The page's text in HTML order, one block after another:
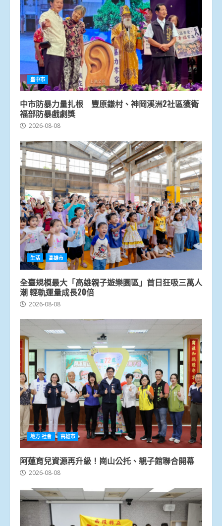
臺中市
中市防暴力量扎根 豐原鎌村、神岡溪洲2社區獲衛
福部防暴戲劇獎
2026-08-08
生活 高雄市
全臺規模最大「高雄親子遊樂園區」首日狂吸三萬人
潮 輕軌運量成長20倍
2026-08-08
地方.社會 高雄市
阿蓮育兒資源再升級！崗山公托、親子館聯合開幕
2026-08-08